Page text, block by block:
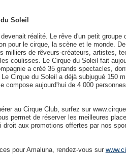
Soleil
devenait réalité. Le rêve d'un petit
pour le cirque, la scène et le monde.
milliers de rêveurs-créateurs, artistes,
coulisses. Le Cirque du Soleil fait
a créé 35 grands spectacles,
Cirque du Soleil a déjà subjugué 150
compose aujourd'hui de 4 000
au Cirque Club, surfez sur
permet de réserver les meilleures
droit aux promotions offertes par nos
pour Amaluna, rendez-vous sur